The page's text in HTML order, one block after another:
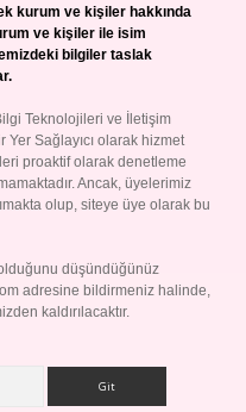
kurum ve kişiler hakkında
ve kişiler ile isim
bilgiler taslak
Teknolojileri ve İletişim
Yer Sağlayıcı olarak hizmet
proaktif olarak denetleme
Ancak, üyelerimiz
olup, siteye üye olarak bu
düşündüğünüz
adresine bildirmeniz halinde,
kaldırılacaktır.